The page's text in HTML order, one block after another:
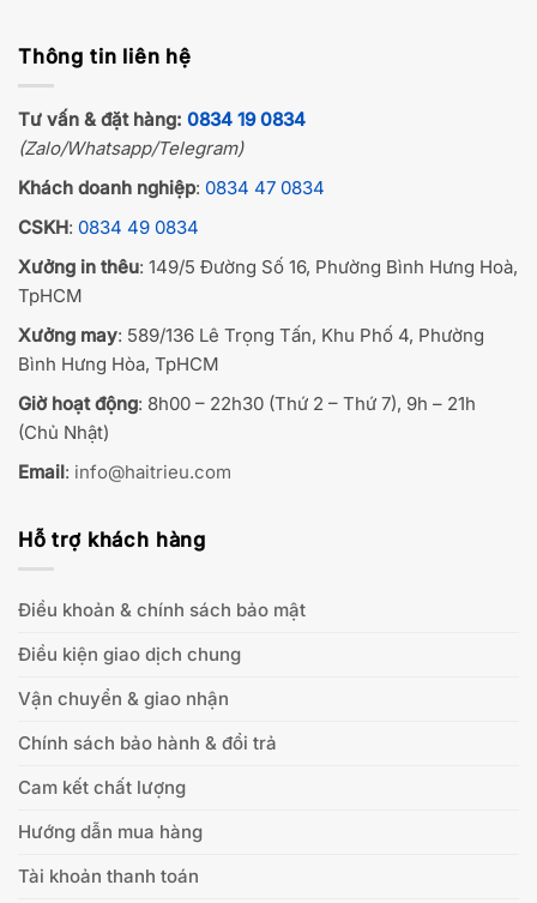
Thông tin liên hệ
Tư vấn & đặt hàng: 0834 19 0834
(Zalo/Whatsapp/Telegram)
Khách doanh nghiệp: 0834 47 0834
CSKH: 0834 49 0834
Xưởng in thêu: 149/5 Đường Số 16, Phường Bình Hưng Hoà,
TpHCM
Xưởng may: 589/136 Lê Trọng Tấn, Khu Phố 4, Phường
Bình Hưng Hòa, TpHCM
Giờ hoạt động: 8h00 – 22h30 (Thứ 2 – Thứ 7), 9h – 21h
(Chủ Nhật)
Email: info@haitrieu.com
Hỗ trợ khách hàng
Điều khoản & chính sách bảo mật
Điều kiện giao dịch chung
Vận chuyển & giao nhận
Chính sách bảo hành & đổi trả
Cam kết chất lượng
Hướng dẫn mua hàng
Tài khoản thanh toán